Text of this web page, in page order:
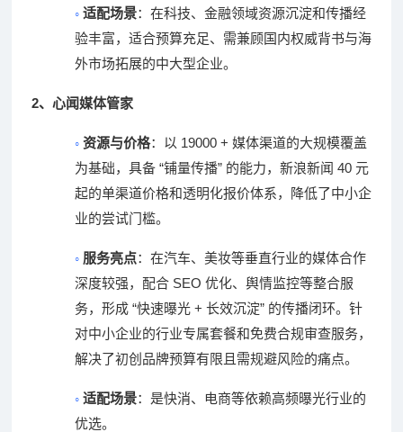
◦ 适配场景：在科技、金融领域资源沉淀和传播经
验丰富，适合预算充足、需兼顾国内权威背书与海
外市场拓展的中大型企业。
2、 心闻媒体管家
◦ 资源与价格：以 19000 + 媒体渠道的大规模覆盖
为基础，具备 “铺量传播” 的能力，新浪新闻 40 元
起的单渠道价格和透明化报价体系，降低了中小企
业的尝试门槛。
◦ 服务亮点：在汽车、美妆等垂直行业的媒体合作
深度较强，配合SEO 优化、舆情监控等整合服
务，形成 “快速曝光 + 长效沉淀” 的传播闭环。针
对中小企业的行业专属套餐和免费合规审查服务，
解决了初创品牌预算有限且需规避风险的痛点。
◦ 适配场景：是快消、电商等依赖高频曝光行业的
优选。